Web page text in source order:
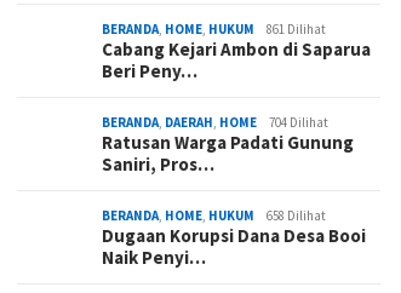
BERANDA HOME HUKUM 861 Dilihat
Cabang Kejari Ambon di Saparua
Beri Peny…
BERANDA DAERAH HOME 704 Dilihat
Ratusan Warga Padati Gunung
Saniri, Pros…
BERANDA HOME HUKUM 658 Dilihat
Dugaan Korupsi Dana Desa Booi
Naik Penyi…